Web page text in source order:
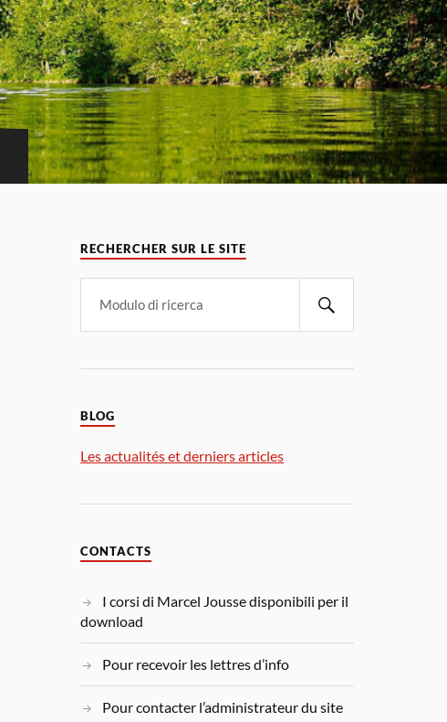
RECHERCHER SUR LE SITE
BLOG
Les actualités et derniers articles
CONTACTS
I corsi di Marcel Jousse disponibili per il
download
Pour recevoir les lettres d’info
Pour contacter l’administrateur du site